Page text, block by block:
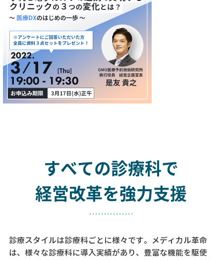
すべての診療科で
経営改革を強力支援
診療スタイルは診療科ごとに様々です。メディカル革命
は、様々な診療科に導入実績があり、 豊富な機能を駆使